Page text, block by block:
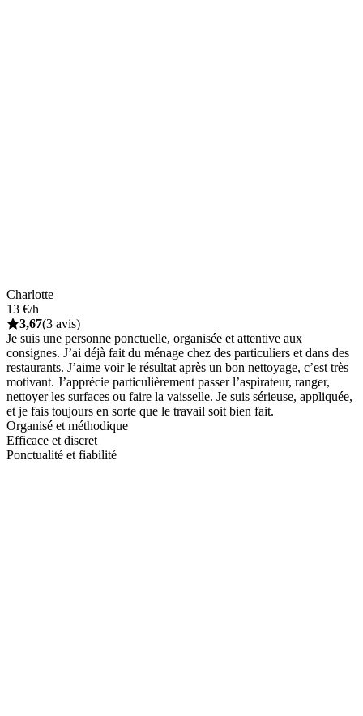
Charlotte
13 €/h
3,67(3 avis)
Je suis une personne ponctuelle, organisée et attentive aux
consignes. J’ai déjà fait du ménage chez des particuliers et dans des
restaurants. J’aime voir le résultat après un bon nettoyage, c’est très
motivant. J’apprécie particulièrement passer l’aspirateur, ranger,
nettoyer les surfaces ou faire la vaisselle. Je suis sérieuse, appliquée,
et je fais toujours en sorte que le travail soit bien fait.
Organisé et méthodique
Efficace et discret
Ponctualité et fiabilité